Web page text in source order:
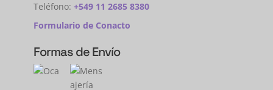
Teléfono: +549 11 2685 8380
Formulario de Conacto
Formas de Envío